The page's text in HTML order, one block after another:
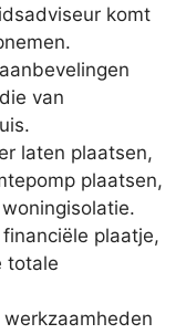
komt
van
laten plaatsen,
plaatsen,
plaatje,
totale